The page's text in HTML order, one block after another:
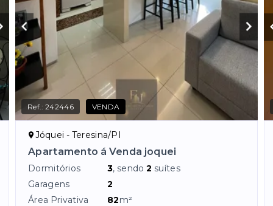
Ref.:242446 VENDA
Jóquei - Teresina/PI
Apartamento á Venda joquei
Dormitórios 3, sendo2 suítes
Garagens
2
Área Privativa
82m²